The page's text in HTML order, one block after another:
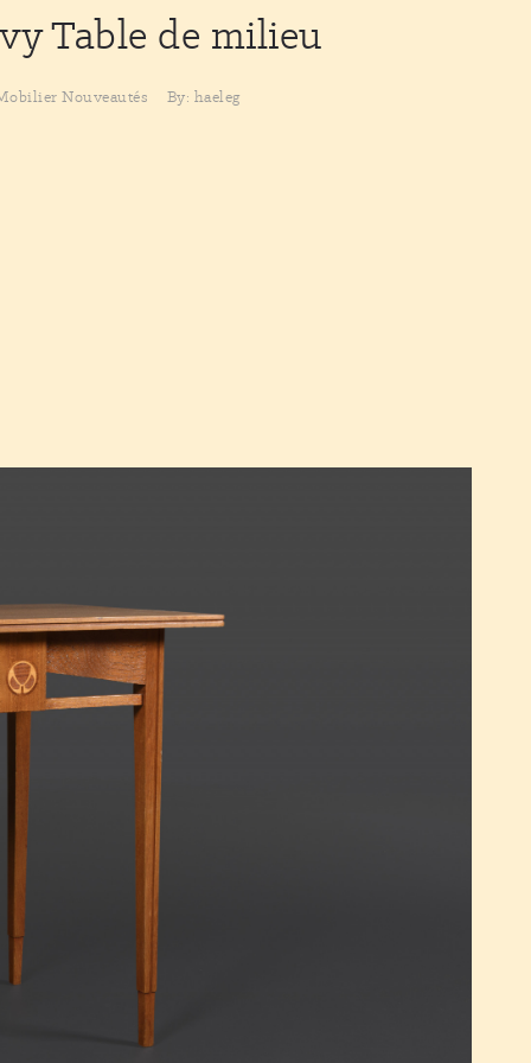
Table de milieu
Nouveautés By: haeleg